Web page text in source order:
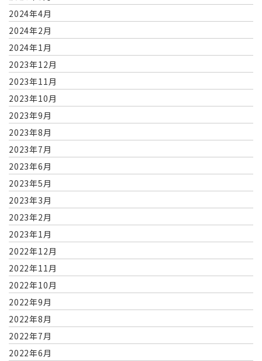
2024年4月
2024年2月
2024年1月
2023年12月
2023年11月
2023年10月
2023年9月
2023年8月
2023年7月
2023年6月
2023年5月
2023年3月
2023年2月
2023年1月
2022年12月
2022年11月
2022年10月
2022年9月
2022年8月
2022年7月
2022年6月